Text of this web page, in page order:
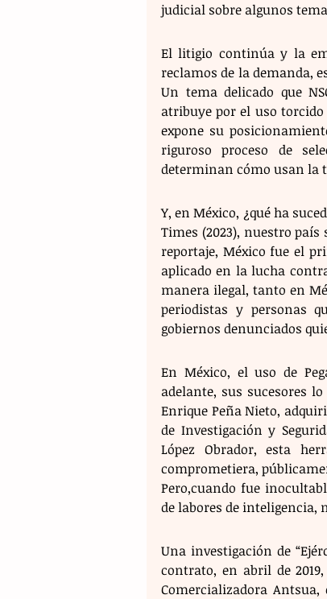
judicial sobre algunos
El litigio continúa y la
reclamos de la demanda,
Un tema delicado que
atribuye por el uso
expone su
riguroso proceso de
determinan cómo usan la
Y, en México, ¿qué ha
Times (2023), nuestro
reportaje, México fue el
aplicado en la lucha
manera ilegal, tanto en
periodistas y personas
gobiernos denunciados
En México, el uso de
adelante, sus sucesores
Enrique Peña Nieto,
de Investigación y
López Obrador, esta
comprometiera,
Pero,cuando fue
de labores de inteligencia,
Una investigación de
contrato, en abril de
Comercializadora